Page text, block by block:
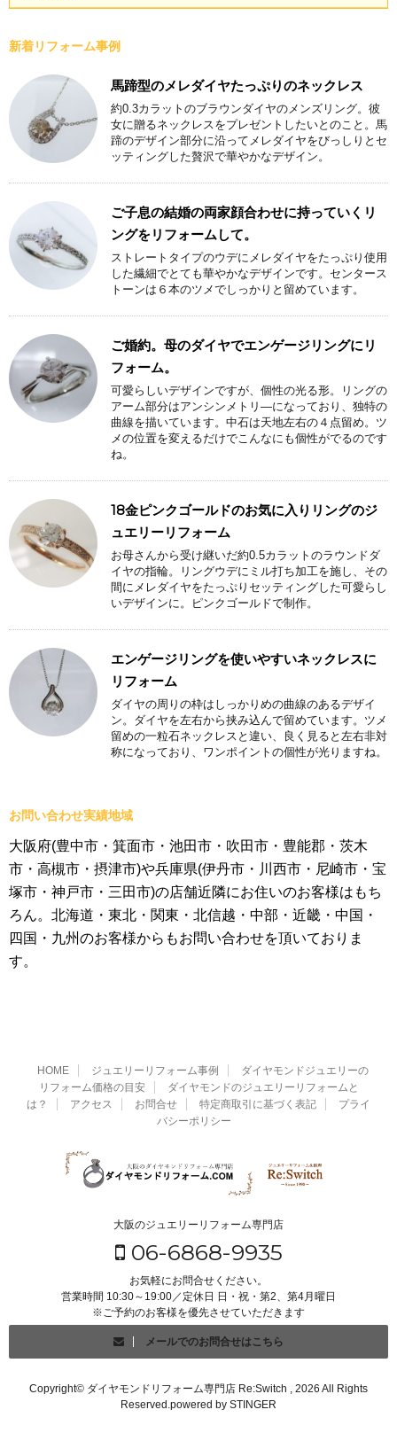
新着リフォーム事例
馬蹄型のメレダイヤたっぷりのネックレス
約0.3カラットのブラウンダイヤのメンズリング。彼
女に贈るネックレスをプレゼントしたいとのこと。馬
蹄のデザイン部分に沿ってメレダイヤをびっしりとセ
ッティングした贅沢で華やかなデザイン。
ご子息の結婚の両家顔合わせに持っていくリ
ングをリフォームして。
ストレートタイプのウデにメレダイヤをたっぷり使用
した繊細でとても華やかなデザインです。センタース
トーンは６本のツメでしっかりと留めています。
ご婚約。母のダイヤでエンゲージリングにリ
フォーム。
可愛らしいデザインですが、個性の光る形。リングの
アーム部分はアンシンメトリ―になっており、独特の
曲線を描いています。中石は天地左右の４点留め。ツ
メの位置を変えるだけでこんなにも個性がでるのです
ね。
18金ピンクゴールドのお気に入りリングのジ
ュエリーリフォーム
お母さんから受け継いだ約0.5カラットのラウンドダ
イヤの指輪。リングウデにミル打ち加工を施し、その
間にメレダイヤをたっぷりセッティングした可愛らし
いデザインに。ピンクゴールドで制作。
エンゲージリングを使いやすいネックレスに
リフォーム
ダイヤの周りの枠はしっかりめの曲線のあるデザイ
ン。ダイヤを左右から挟み込んで留めています。ツメ
留めの一粒石ネックレスと違い、良く見ると左右非対
称になっており、ワンポイントの個性が光りますね。
お問い合わせ実績地域
大阪府(豊中市・箕面市・池田市・吹田市・豊能郡・茨木
市・高槻市・摂津市)や兵庫県(伊丹市・川西市・尼崎市・宝
塚市・神戸市・三田市)の店舗近隣にお住いのお客様はもち
ろん。北海道・東北・関東・北信越・中部・近畿・中国・
四国・九州のお客様からもお問い合わせを頂いておりま
す。
HOME ジュエリーリフォーム事例
ダイヤモンドジュエリーの
リフォーム価格の目安
ダイヤモンドのジュエリーリフォームと
は？
アクセス お問合せ 特定商取引に基づく表記
プライ
バシーポリシー
大阪のジュエリーリフォーム専門店
06-6868-9935
お気軽にお問合せください。
営業時間 10:30～19:00／定休日 日・祝・第2、第4月曜日
※ご予約のお客様を優先させていただきます
メールでのお問合せはこちら
Copyright© ダイヤモンドリフォーム専門店 Re:Switch , 2026 All Rights
Reserved.powered by STINGER